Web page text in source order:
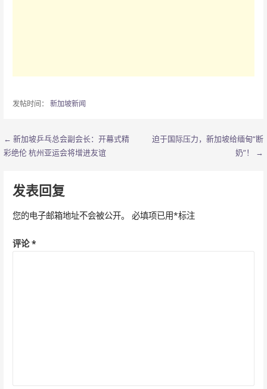
发帖时间： 新加坡新闻
文
导
航
← 新加坡乒乓总会副会长：开幕式精
彩绝伦 杭州亚运会将增进友谊
迫于国际压力，新加坡给缅甸“断
奶”！ →
发表回复
您的电子邮箱地址不会被公开。 必填项已用*标注
评论*